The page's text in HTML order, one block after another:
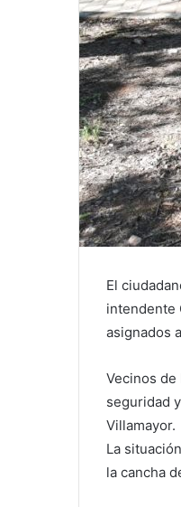
El
intendente
asignados
Vecinos de
seguridad
Villamayor.
La
la cancha